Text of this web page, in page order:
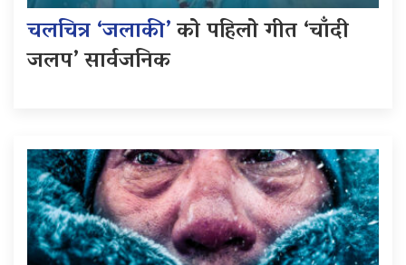
चलचित्र ‘जलाकी’को पहिलो गीत ‘चाँदी
जलप’ सार्वजनिक